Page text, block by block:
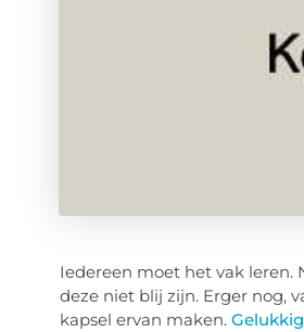
Iedereen moet het vak leren.
deze niet blij zijn. Erger nog,
kapsel ervan maken.